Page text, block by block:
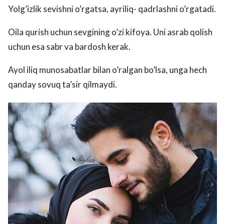
Yolg’izlik sevishni o’rgatsa, ayriliq- qadrlashni o’rgatadi.
Oila qurish uchun sevgining o’zi kifoya. Uni asrab qolish
uchun esa sabr va bardosh kerak.
Ayol iliq munosabatlar bilan o’ralgan bo’lsa, unga hech
qanday sovuq ta’sir qilmaydi.